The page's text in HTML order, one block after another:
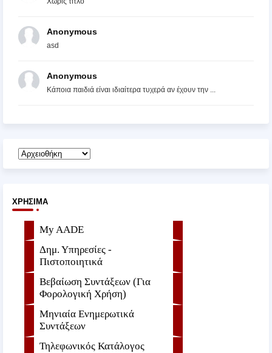
Anonymous
asd
Anonymous
Κάποια παιδιά είναι ιδιαίτερα τυχερά αν έχουν την ...
ΧΡΉΣΙΜΑ
My AADE
Δημ. Υπηρεσίες -
Πιστοποιητικά
Βεβαίωση Συντάξεων (Για
Φορολογική Χρήση)
Μηνιαία Ενημερωτικά
Συντάξεων
Τηλεφωνικός Κατάλογος